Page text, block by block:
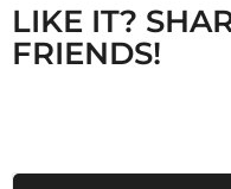
LIKE IT?
FRIENDS!